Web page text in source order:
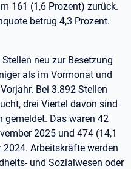
161 (1,6 Prozent) zurück.
betrug 4,3 Prozent.
neu zur Besetzung
als im Vormonat und
Bei 3.892 Stellen
drei Viertel davon sind
gemeldet. Das waren 42
2025 und 474 (14,1
Arbeitskräfte werden
und Sozialwesen oder